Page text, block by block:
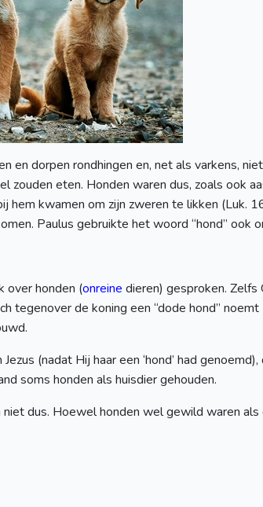
en dorpen rondhingen en, net als varkens,
zouden eten. Honden waren dus, zoals ook
hem kwamen om zijn zweren te likken
Paulus gebruikte het woord “hond” ook
over honden (onreine dieren) gesproken. Zelfs
tegenover de koning een “dode hond”
(nadat Hij haar een ‘hond’ had
soms honden als huisdier gehouden.
dus. Hoewel honden wel gewild waren